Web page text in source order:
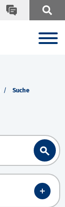
Suche